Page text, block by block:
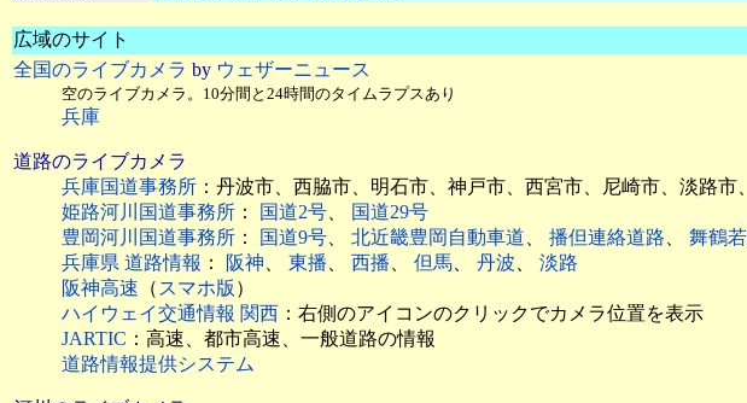
広域のサイト
全国のライブカメラ by ウェザーニュース
空のライブカメラ。10分間と24時間のタイムラプスあり
兵庫
道路のライブカメラ
兵庫国道事務所 ：丹波市、西脇市、明石市、神戸市、西宮市、尼崎市、淡路
姫路河川国道事務所 ： 国道2号、
国道29号
豊岡河川国道事務所 ： 国道9号、 北近畿豊岡自動車道、 播但連絡道路、 舞鶴
兵庫県 道路情報 ： 阪神、 東播、 西播、 但馬、 丹波、 淡路
阪神高速 （スマホ版 ）
ハイウェイ交通情報 関西 ：右側のアイコンのクリックでカメラ位置を表示
JARTIC ：高速、都市高速、一般道路の情報
道路情報提供システム